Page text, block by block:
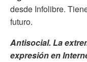
desde Infolibre.
futuro.
Antisocial. La
expresión en